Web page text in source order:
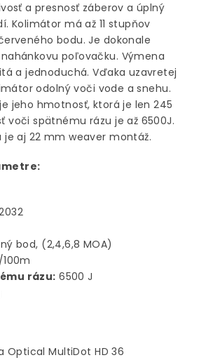
a presnosť záberov a úplný
Kolimátor má až 11 stupňov
bodu. Je dokonale
poľovačku. Výmena
a jednoduchá. Vďaka uzavretej
odolný voči vode a snehu.
jeho hmotnosť, ktorá je len 245
voči spätnému rázu je až 6500J.
je aj 22 mm weaver montáž.
bod, (2,4,6,8 MOA)
100m
rázu: 6500 J
Optical MultiDot HD 36